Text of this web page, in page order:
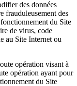
des données
frauduleusement des
du Site
de virus, code
au Site Internet ou
opération visant à
opération ayant pour
du Site